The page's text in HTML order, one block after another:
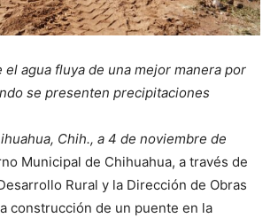
el agua fluya de una mejor manera por
se presenten precipitaciones
Chih., a 4 de noviembre de
Municipal de Chihuahua, a través de
Rural y la Dirección de Obras
construcción de un puente en la